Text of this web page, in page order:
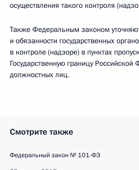
осуществления такого контроля
Также Федеральным законом
и обязанности государственных
в контроле (надзоре) в пунктах
Государственную границу
должностных лиц.
Смотрите также
Федеральный закон № 101-ФЗ